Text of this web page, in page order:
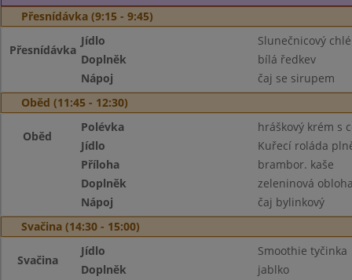
Přesnídávka (9:15 - 9:45)
Přesnídávka
Jídlo
Slunečnicový
Doplněk
bílá ředkev
Nápoj
čaj se sirupem
Oběd (11:45 - 12:30)
Oběd
Polévka
hráškový krém s
Jídlo
Kuřecí roláda
Příloha
brambor. kaše
Doplněk
zeleninová
Nápoj
čaj bylinkový
Svačina (14:30 - 15:00)
Svačina
Jídlo
Smoothie tyčinka
Doplněk
jablko